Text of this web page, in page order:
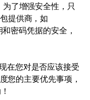
了增强安全性，只
提供商，如
密码凭据的安全，
在您对是否应该接受
您的主要优先事项，